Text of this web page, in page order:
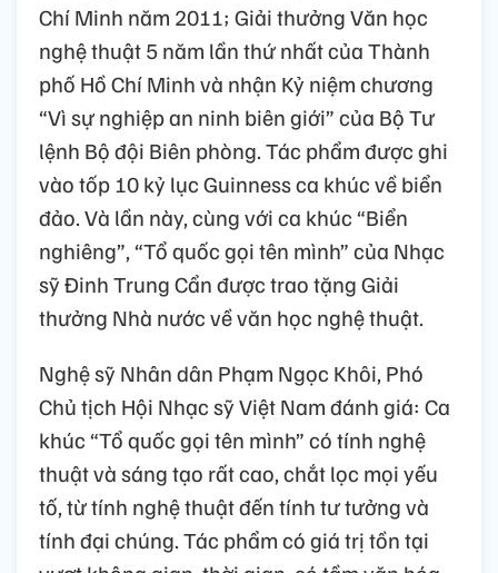
Chí Minh năm 2011; Giải thưởng Văn học
nghệ thuật 5 năm lần thứ nhất của Thành
phố Hồ Chí Minh và nhận Kỷ niệm chương
“Vì sự nghiệp an ninh biên giới” của Bộ Tư
lệnh Bộ đội Biên phòng. Tác phẩm được ghi
vào tốp 10 kỷ lục Guinness ca khúc về biển
đảo. Và lần này, cùng với ca khúc “Biển
nghiêng”, “Tổ quốc gọi tên mình” của Nhạc
sỹ Đinh Trung Cẩn được trao tặng Giải
thưởng Nhà nước về văn học nghệ thuật.
Nghệ sỹ Nhân dân Phạm Ngọc Khôi, Phó
Chủ tịch Hội Nhạc sỹ Việt Nam đánh giá: Ca
khúc “Tổ quốc gọi tên mình” có tính nghệ
thuật và sáng tạo rất cao, chắt lọc mọi yếu
tố, từ tính nghệ thuật đến tính tư tưởng và
tính đại chúng. Tác phẩm có giá trị tồn tại